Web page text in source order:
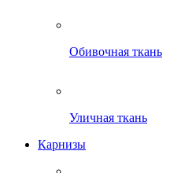
Обивочная ткань
Уличная ткань
Карнизы